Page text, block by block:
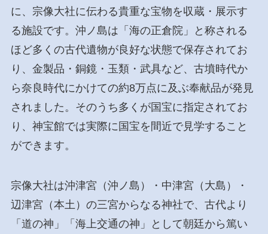
に、宗像大社に伝わる貴重な宝物を収蔵・展示す
る施設です。沖ノ島は「海の正倉院」と称される
ほど多くの古代遺物が良好な状態で保存されてお
り、金製品・銅鏡・玉類・武具など、古墳時代か
ら奈良時代にかけての約8万点に及ぶ奉献品が発見
されました。そのうち多くが国宝に指定されてお
り、神宝館では実際に国宝を間近で見学すること
ができます。
宗像大社は沖津宮（沖ノ島）・中津宮（大島）・
辺津宮（本土）の三宮からなる神社で、古代より
「道の神」「海上交通の神」として朝廷から篤い